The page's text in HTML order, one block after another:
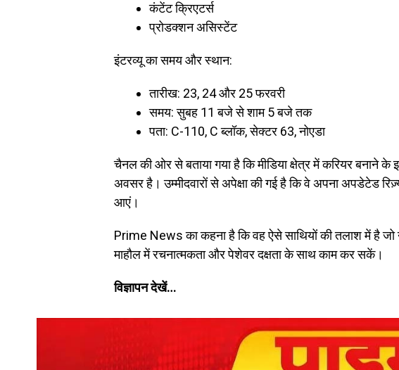
कंटेंट क्रिएटर्स
प्रोडक्शन असिस्टेंट
इंटरव्यू का समय और स्थान:
तारीख: 23, 24 और 25 फरवरी
समय: सुबह 11 बजे से शाम 5 बजे तक
पता: C-110, C ब्लॉक, सेक्टर 63, नोएडा
चैनल की ओर से बताया गया है कि मीडिया क्षेत्र में करियर बनाने के
अवसर है। उम्मीदवारों से अपेक्षा की गई है कि वे अपना अपडेटेड
आएं।
Prime News का कहना है कि वह ऐसे साथियों की तलाश में है
माहौल में रचनात्मकता और पेशेवर दक्षता के साथ काम कर सकें।
विज्ञापन देखें…